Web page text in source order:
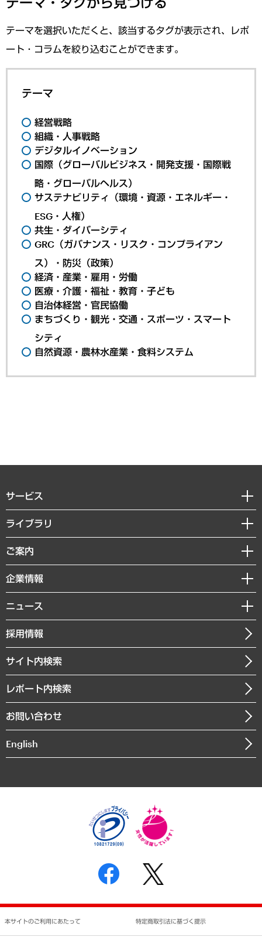
テーマを選択いただくと、該当するタグが表示され、レポ
ート・コラムを絞り込むことができます。
テーマ
経営戦略
組織・人事戦略
デジタルイノベーション
国際（グローバルビジネス・開発支援・国際戦
略・グローバルヘルス）
サステナビリティ（環境・資源・エネルギー・
ESG・人権）
共生・ダイバーシティ
GRC（ガバナンス・リスク・コンプライアン
ス）・防災（政策）
経済・産業・雇用・労働
医療・介護・福祉・教育・子ども
自治体経営・官民協働
まちづくり・観光・交通・スポーツ・スマート
シティ
自然資源・農林水産業・食料システム
サービス
経営戦略
組織・人事戦略
デジタルイノベーション
共生・ダイバーシティ
GRC（ガバナンス・リスク・コンプライアンス）・防災（政策）
経済・産業・雇用・労働
まちづくり・観光・交通・スポーツ・スマートシティ
自然資源・農林水産業・食料システム
ライブラリ
経済調査
レポート
コラム
経営用語集
受託・受注実績（官公庁関連）
メディア掲載・出演
ご案内
セミナー・イベント情報
MUFGビジネスセミナー
受託案件情報
企業情報
私たちの想い
社長メッセージ
会社概要
沿革
組織図・本部部室紹介
インドネシア現地法人
個人情報保護方針
反社会的勢力に対する基本方針
書面による個人情報の開示等の請求の手続きについて
ニュース
ニュースリリース
お知らせ
採用情報
サイト内検索
レポート内検索
お問い合わせ
English
本サイトのご利用にあたって 特定商取引法に基づく提示